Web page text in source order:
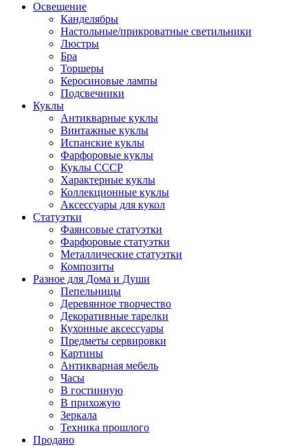
Освещение
Канделябры
Настольные/прикроватные светильники
Люстры
Бра
Торшеры
Керосиновые лампы
Подсвечники
Куклы
Антикварные куклы
Винтажные куклы
Испанские куклы
Фарфоровые куклы
Куклы СССР
Характерные куклы
Коллекционные куклы
Аксессуары для кукол
Статуэтки
Фаянсовые статуэтки
Фарфоровые статуэтки
Металлические статуэтки
Композиты
Разное для Дома и Души
Пепельницы
Деревянное творчество
Декоративные тарелки
Кухонные аксессуары
Предметы сервировки
Картины
Антикварная мебель
Часы
В гостинную
В прихожую
Зеркала
Техника прошлого
Продано